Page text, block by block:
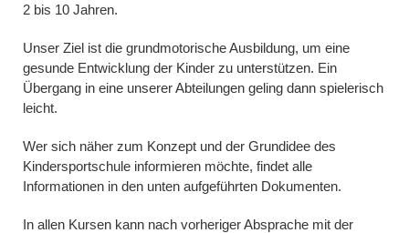
2 bis 10 Jahren.
Unser Ziel ist die grundmotorische Ausbildung, um eine
gesunde Entwicklung der Kinder zu unterstützen. Ein
Übergang in eine unserer Abteilungen geling dann spielerisch
leicht.
Wer sich näher zum Konzept und der Grundidee des
Kindersportschule informieren möchte, findet alle
Informationen in den unten aufgeführten Dokumenten.
In allen Kursen kann nach vorheriger Absprache mit der